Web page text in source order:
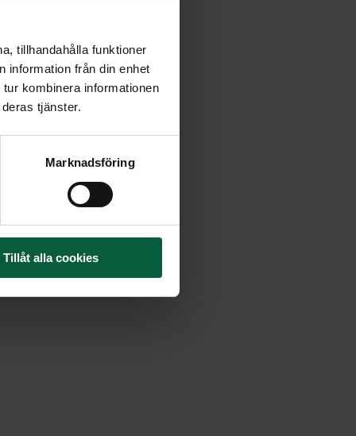
tillhandahålla funktioner
information från din enhet
kombinera informationen
tjänster.
Marknadsföring
Tillåt alla cookies